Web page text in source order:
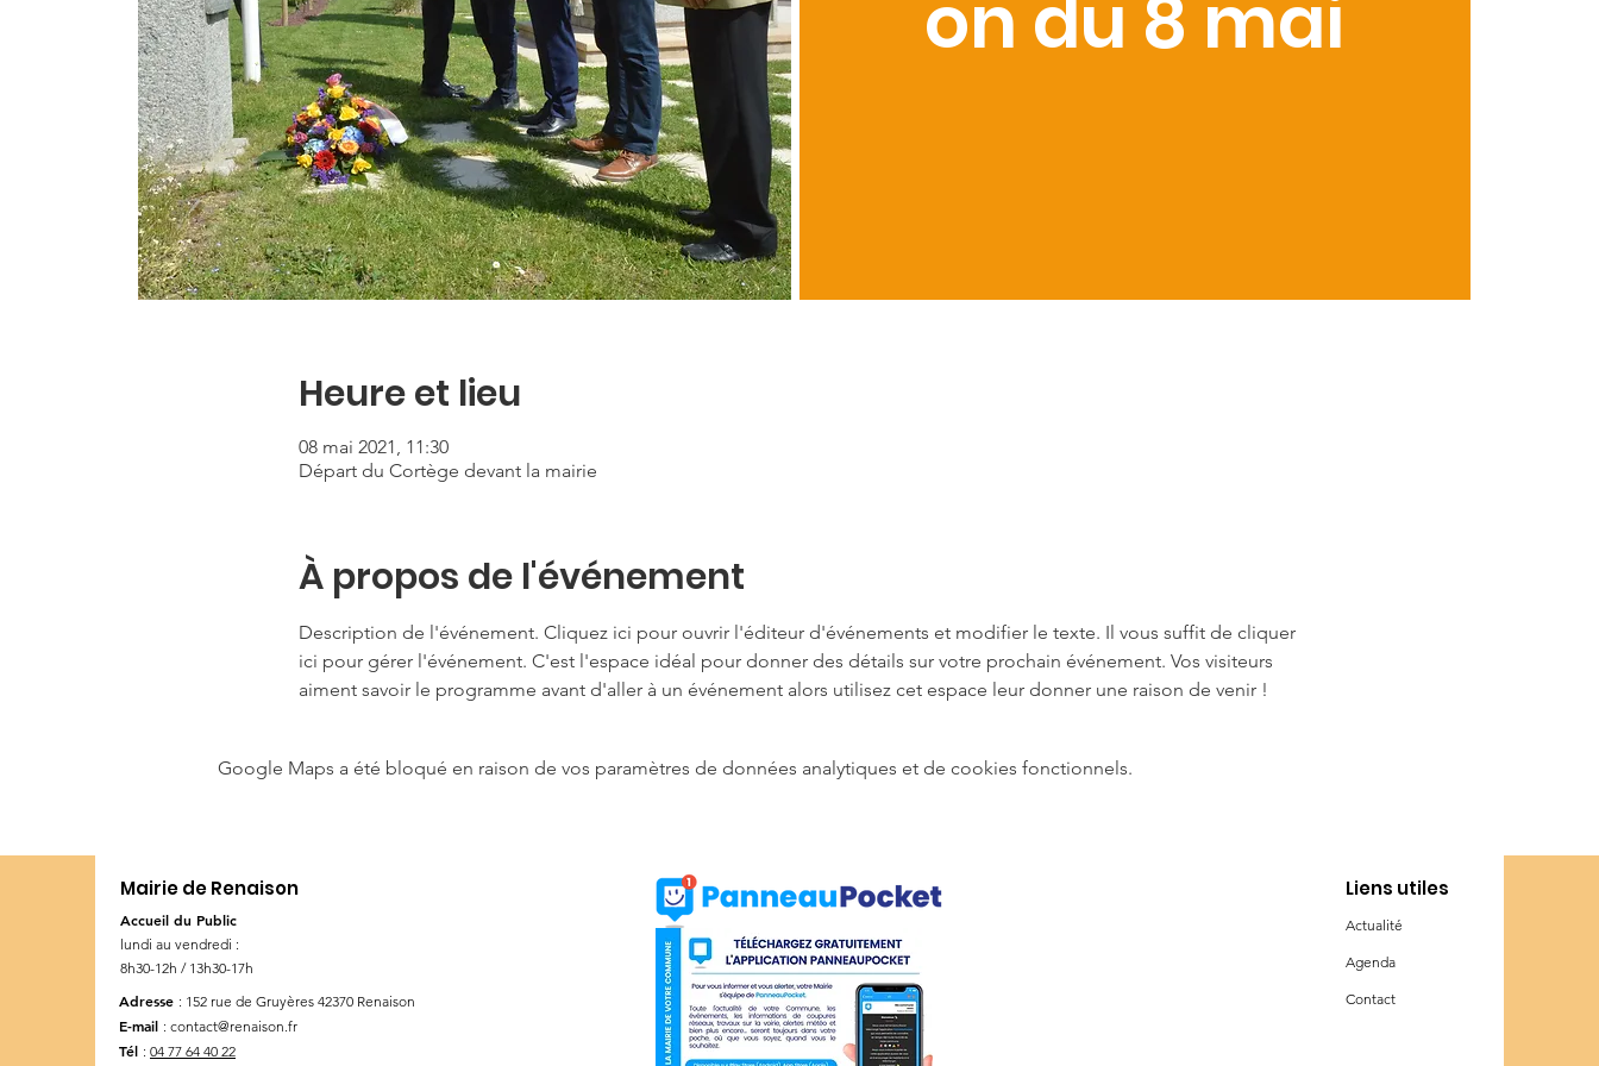
on du 8 mai
Heure et lieu
08 mai 2021, 11:30
Départ du Cortège devant la mairie
À propos de l'événement
Description de l'événement. Cliquez ici pour ouvrir l'éditeur d'événements et modifier le texte. Il vous suffit de cliquer
ici pour gérer l'événement. C'est l'espace idéal pour donner des détails sur votre prochain événement. Vos visiteurs
aiment savoir le programme avant d'aller à un événement alors utilisez cet espace leur donner une raison de venir !
Google Maps a été bloqué en raison de vos paramètres de données analytiques et de cookies fonctionnels.
Mairie de Renaison
Accueil du Public
lundi au vendredi :
8h30-12h / 13h30-17h
Adresse : 152 rue de Gruyères 42370 Renaison
E-mail : contact@renaison.fr
Tél : 04 77 64 40 22
Liens utiles
Actualité
Agenda
Contact